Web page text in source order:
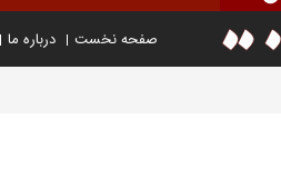
صفحه نخست درباره ما